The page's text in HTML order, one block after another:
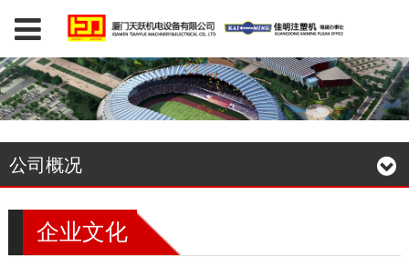
公司概况
企业文化